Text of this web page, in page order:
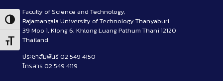
Toggle High Contrast
Toggle Font size
Faculty of Science and Technology,
Rajamangala University of Technology Thanyaburi
39 Moo 1, Klong 6, Khlong Luang Pathum Thani 12120
Thailand
ประชาสัมพันธ์ 02 549 4150
โทรสาร 02 549 4119